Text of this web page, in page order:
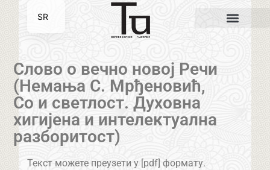
Слово о вечно новој Речи
(Немања С. Мрђеновић,
Со и светлост. Духовна
хигијена и интелектуална
разборитост)
Текст можете преузети у [pdf] формату.
SR
EN